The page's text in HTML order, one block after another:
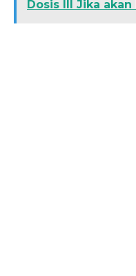
Dosis III Jika